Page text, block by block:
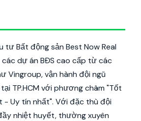
tư Bất động sản Best Now Real
các dự án BĐS cao cấp từ các
Vingroup, vận hành đội ngũ
TP.HCM với phương châm "Tốt
- Uy tín nhất". Với đặc thù đội
nhiệt huyết, thường xuyên